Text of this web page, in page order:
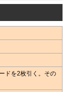
ドを2枚引く。その